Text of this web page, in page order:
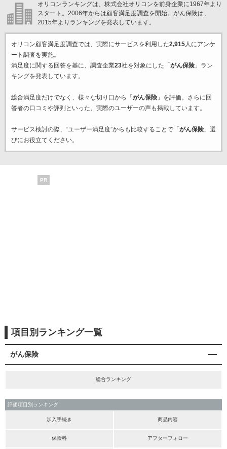
オリコンランキングは、株式会社オリコンを前身企業に1967年より
スタート。2006年からは顧客満足度調査を開始。がん保険は、
2015年よりランキングを発表しています。
オリコン顧客満足度調査では、実際にサービスを利用した2,915人にアンケ
ート調査を実施。
満足度に関する回答を基に、調査企業23社を対象にした「 がん保険」ラン
キングを発表しています。
総合満足度だけでなく、様々な切り口から「 がん保険」を評価。さらに回
答者の口コミや評判といった、実際のユーザーの声も掲載しています。
サービス検討の際、“ユーザー満足度”からも比較することで「 がん保険」選
びにお役立てください。
PR
項目別ランキング一覧
がん保険
総合ランキング
評価項目別ランキング
加入手続き 商品内容
保険料 アフターフォロー